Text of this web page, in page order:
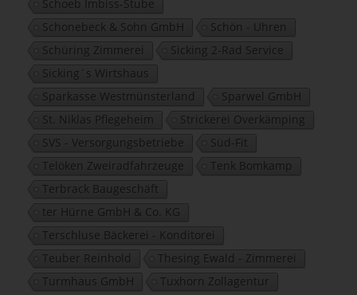
Schoeb Imbiss-Stube
Schonebeck & Sohn GmbH
Schön - Uhren
Schüring Zimmerei
Sicking 2-Rad Service
Sicking´s Wirtshaus
Sparkasse Westmünsterland
Sparwel GmbH
St. Niklas Pflegeheim
Strickerei Overkämping
SVS - Versorgungsbetriebe
Süd-Fit
Telöken Zweiradfahrzeuge
Tenk Bomkamp
Terbrack Baugeschäft
ter Hürne GmbH & Co. KG
Terschluse Bäckerei - Konditorei
Teuber Reinhold
Thesing Ewald - Zimmerei
Turmhaus GmbH
Tuxhorn Zollagentur